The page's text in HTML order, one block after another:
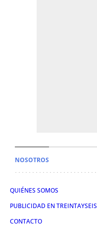
NOSOTROS
QUIÉNES SOMOS
PUBLICIDAD EN TREINTAYSEIS
CONTACTO